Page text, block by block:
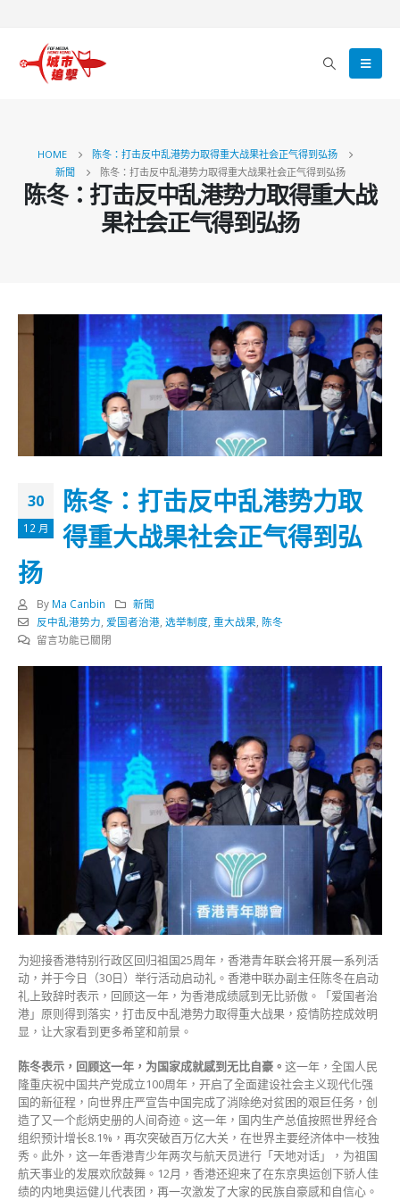
HOME
陈冬：打击反中乱港势力取得重大战果社会正气得到弘扬
新聞
陈冬：打击反中乱港势力取得重大战果社会正气得到弘扬
陈冬：打击反中乱港势力取得重大战
果社会正气得到弘扬
30
12 月
陈冬：打击反中乱港势力取
得重大战果社会正气得到弘
扬
By Ma Canbin
新聞
反中乱港势力, 爱国者治港, 选举制度, 重大战果, 陈冬
在
会
正
气
得
到
扬〉
中
留言功能已關閉
为迎接香港特别行政区回归祖国25周年，香港青年联会将开展一系列活
动，并于今日（30日）举行活动启动礼。香港中联办副主任陈冬在启动
礼上致辞时表示，回顾这一年，为香港成绩感到无比骄傲。「爱国者治
港」原则得到落实，打击反中乱港势力取得重大战果，疫情防控成效明
显，让大家看到更多希望和前景。
陈冬表示，回顾这一年，为国家成就感到无比自豪。 这一年，全国人民
隆重庆祝中国共产党成立100周年，开启了全面建设社会主义现代化强
国的新征程，向世界庄严宣告中国完成了消除绝对贫困的艰巨任务，创
造了又一个彪炳史册的人间奇迹。这一年，国内生产总值按照世界经合
组织预计增长8.1%，再次突破百万亿大关，在世界主要经济体中一枝独
秀。此外，这一年香港青少年两次与航天员进行「天地对话」，为祖国
航天事业的发展欢欣鼓舞。12月，香港还迎来了在东京奥运创下骄人佳
绩的内地奥运健儿代表团，再一次激发了大家的民族自豪感和自信心。